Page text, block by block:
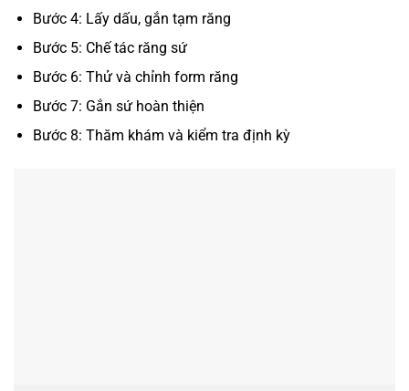
Bước 4: Lấy dấu, gắn tạm răng
Bước 5: Chế tác răng sứ
Bước 6: Thử và chỉnh form răng
Bước 7: Gắn sứ hoàn thiện
Bước 8: Thăm khám và kiểm tra định kỳ